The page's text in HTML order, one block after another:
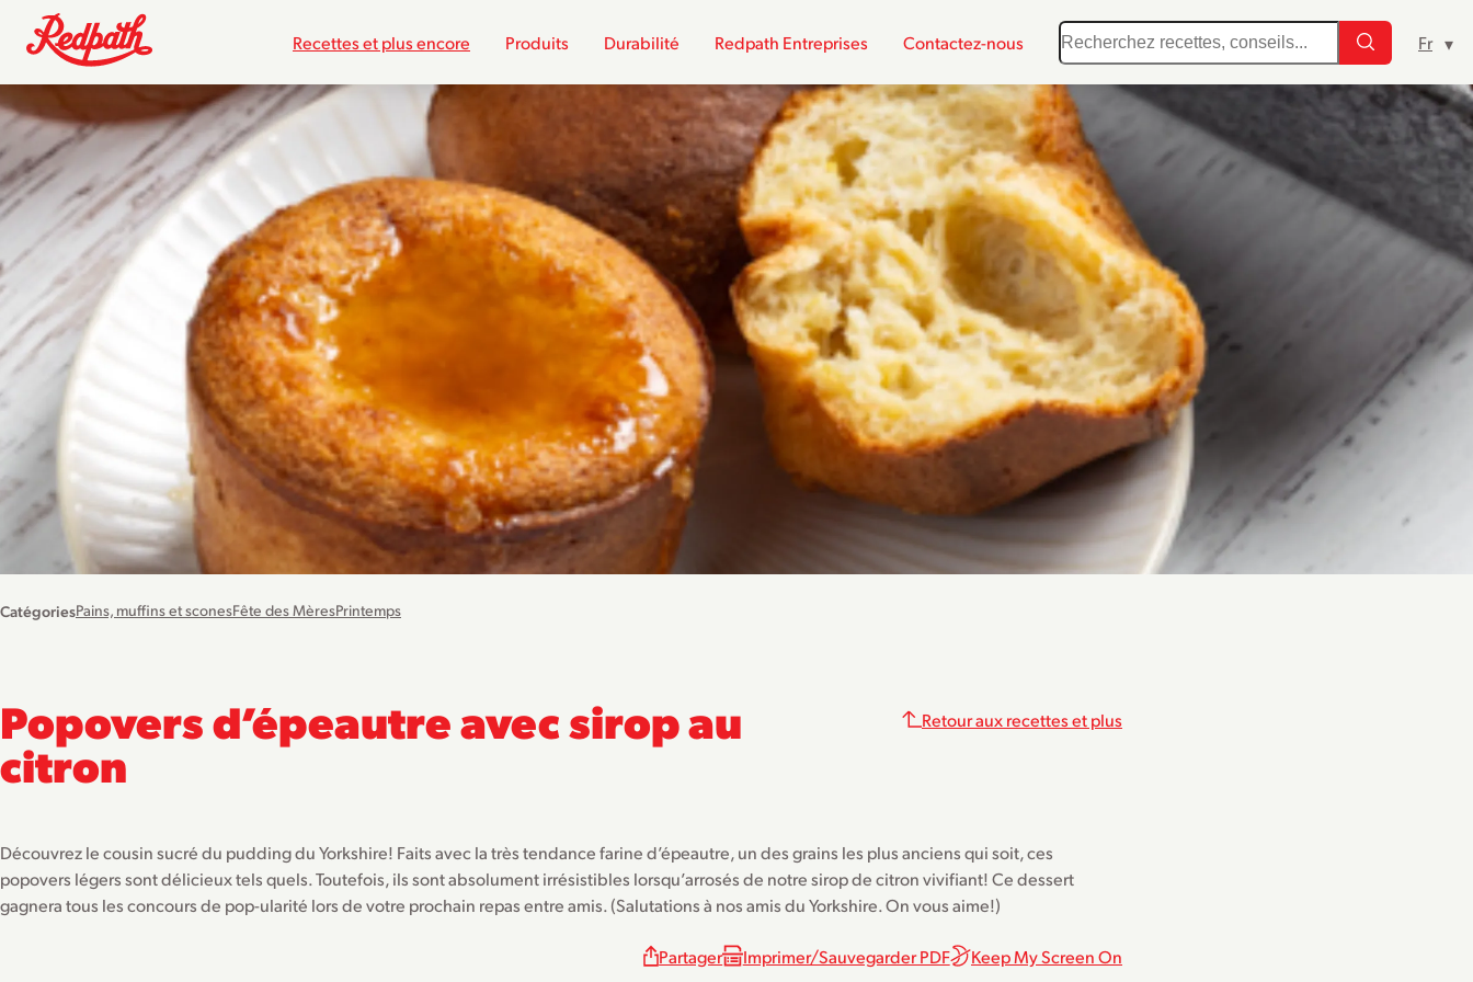
Recettes et plus encore Produits Durabilité Redpath Entreprises Contactez-nous
CatégoriesPains, muffins et sconesFête des MèresPrintemps
Popovers d’épeautre avec sirop au
citron
Retour aux recettes et plus
Découvrez le cousin sucré du pudding du Yorkshire! Faits avec la très tendance farine d’épeautre, un des grains les plus anciens qui soit, ces
popovers légers sont délicieux tels quels. Toutefois, ils sont absolument irrésistibles lorsqu’arrosés de notre sirop de citron vivifiant! Ce dessert
gagnera tous les concours de pop-ularité lors de votre prochain repas entre amis. (Salutations à nos amis du Yorkshire. On vous aime!)
Partager Imprimer/Sauvegarder PDF Keep My Screen On